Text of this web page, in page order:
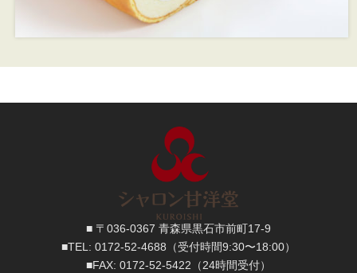
■ 〒036-0367 青森県黒石市前町17-9
■TEL: 0172-52-4688 （受付時間9:30〜18:00）
■FAX: 0172-52-5422 （24時間受付）